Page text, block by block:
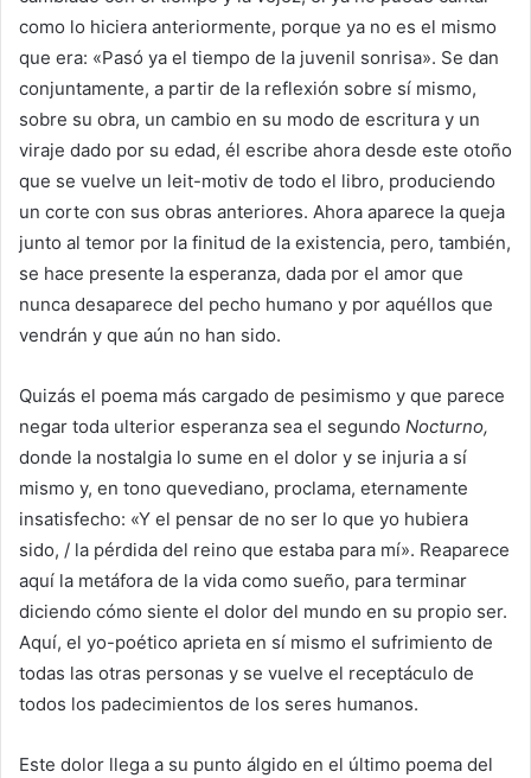
como lo hiciera anteriormente, porque ya no es el mismo
que era: «Pasó ya el tiempo de la juvenil sonrisa». Se dan
conjuntamente, a partir de la reflexión sobre sí mismo,
sobre su obra, un cambio en su modo de escritura y un
viraje dado por su edad, él escribe ahora desde este otoño
que se vuelve un leit-motiv de todo el libro, produciendo
un corte con sus obras anteriores. Ahora aparece la queja
junto al temor por la finitud de la existencia, pero, también,
se hace presente la esperanza, dada por el amor que
nunca desaparece del pecho humano y por aquéllos que
vendrán y que aún no han sido.
Quizás el poema más cargado de pesimismo y que parece
negar toda ulterior esperanza sea el segundo Nocturno,
donde la nostalgia lo sume en el dolor y se injuria a sí
mismo y, en tono quevediano, proclama, eternamente
insatisfecho: «Y el pensar de no ser lo que yo hubiera
sido, / la pérdida del reino que estaba para mí». Reaparece
aquí la metáfora de la vida como sueño, para terminar
diciendo cómo siente el dolor del mundo en su propio ser.
Aquí, el yo-poético aprieta en sí mismo el sufrimiento de
todas las otras personas y se vuelve el receptáculo de
todos los padecimientos de los seres humanos.
Este dolor llega a su punto álgido en el último poema del